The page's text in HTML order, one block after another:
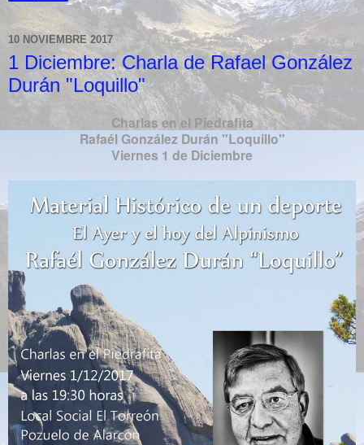
10 NOVIEMBRE 2017
1 Diciembre: Charla de Rafael González
Durán "Loquillo"
Charlas en el Piedrafita
Rafaél González Durán "Loquillo"
Viernes 1 de Diciembre